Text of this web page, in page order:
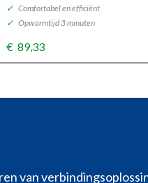
✓ Comfortabel en efficiënt
✓ Opwarmtijd 3 minuten
€ 89,33
van